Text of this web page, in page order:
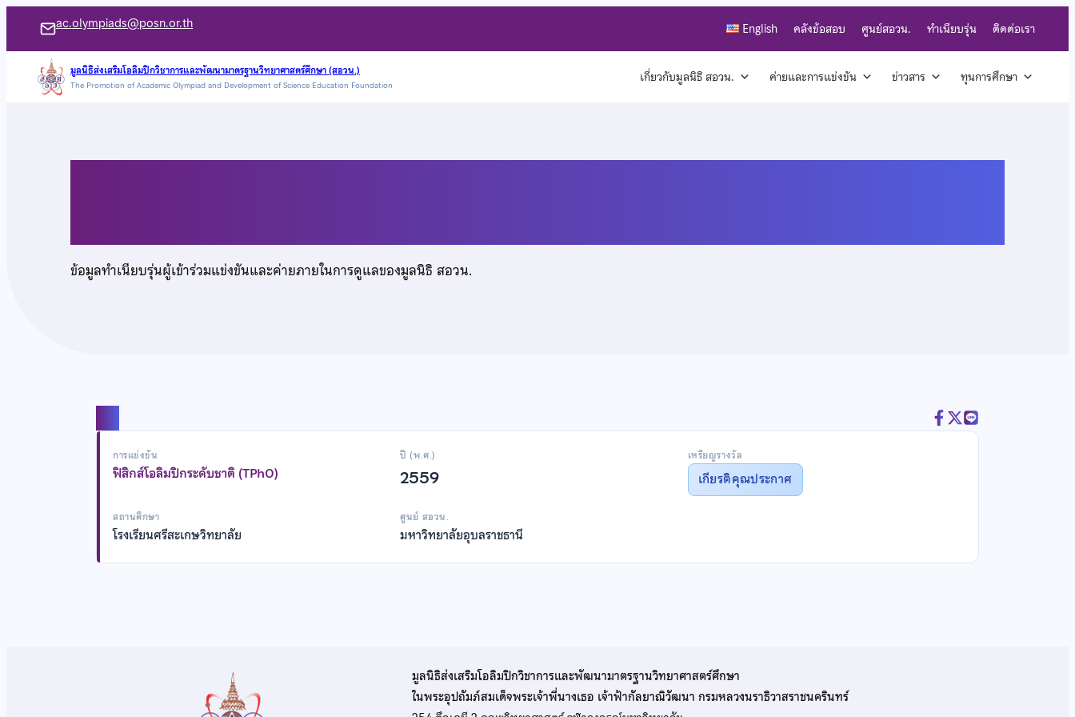
เนื้อหา
ac.olympiads@posn.or.th English คลังข้อสอบ ศูนย์สอวน. ทำเนียบรุ่น ติดต่อเรา
มูลนิธิส่งเสริมโอลิมปิกวิชาการและพัฒนามาตรฐานวิทยาศาสตร์ศึกษา (สอวน.)
The Promotion of Academic Olympiad and Development of Science Education Foundation เกี่ยวกับมูลนิธิ สอวน. ค่ายและการแข่งขัน ข่าวสาร ทุนการศึกษา
ข้อมูลทำเนียบรุ่นผู้เข้าร่วมแข่งขันและค่ายภายในการดูแลของมูลนิธิ สอวน.
การแข่งขัน
ฟิสิกส์โอลิมปิกระดับชาติ (TPhO)
ปี (พ.ศ.)
2559
เหรียญรางวัล
เกียรติคุณประกาศ
สถานศึกษา
โรงเรียนศรีสะเกษวิทยาลัย
ศูนย์ สอวน.
มหาวิทยาลัยอุบลราชธานี
มูลนิธิส่งเสริมโอลิมปิกวิชาการและพัฒนามาตรฐานวิทยาศาสตร์ศึกษา
ในพระอุปถัมภ์สมเด็จพระเจ้าพี่นางเธอ เจ้าฟ้ากัลยาณิวัฒนา กรมหลวงนราธิวาสราชนครินทร์